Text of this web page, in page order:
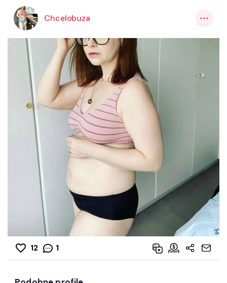
Chcelobuza
12 1